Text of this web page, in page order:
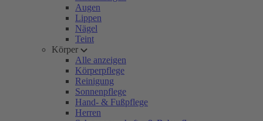
Augen
Lippen
Nägel
Teint
Körper
Alle anzeigen
Körperpflege
Reinigung
Sonnenpflege
Hand- & Fußpflege
Herren